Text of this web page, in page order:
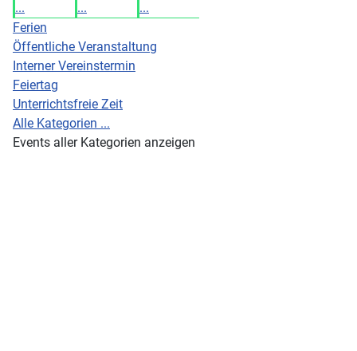
...
...
...
Ferien
Öffentliche Veranstaltung
Interner Vereinstermin
Feiertag
Unterrichtsfreie Zeit
Alle Kategorien ...
Events aller Kategorien anzeigen